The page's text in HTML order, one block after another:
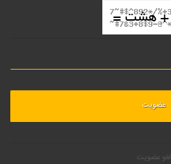
لغو عضویت